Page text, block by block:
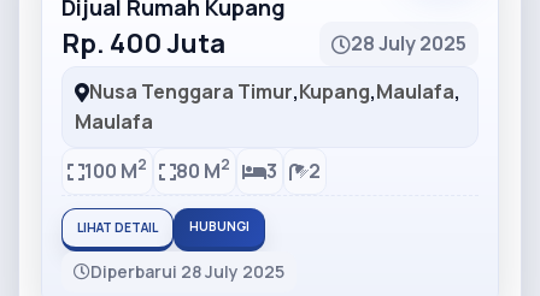
Dijual Rumah Kupang
Rp. 400 Juta
28 July 2025
Nusa Tenggara Timur,Kupang,Maulafa,
Maulafa
100 M2 80 M2 3 2
LIHAT DETAIL HUBUNGI
Diperbarui 28 July 2025